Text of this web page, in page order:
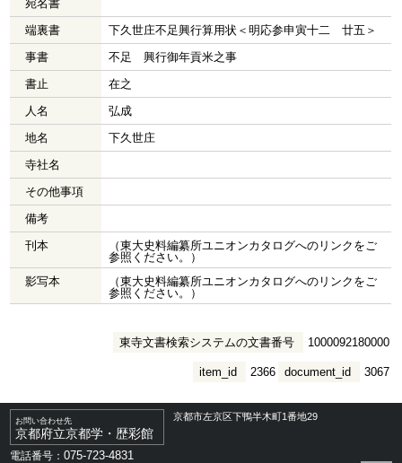
宛名書
端裏書
下久世庄不足興行算用状＜明応参申寅十二 廿五＞
事書
不足 興行御年貢米之事
書止
在之
人名
弘成
地名
下久世庄
寺社名
その他事項
備考
刊本
（東大史料編纂所ユニオンカタログへのリンクをご
参照ください。）
影写本
（東大史料編纂所ユニオンカタログへのリンクをご
参照ください。）
東寺文書検索システムの文書番号 1000092180000
document_id 3067
item_id 2366
お問い合わせ先
京都府立京都学・歴彩館
京都市左京区下鴨半木町1番地29
電話番号：075-723-4831